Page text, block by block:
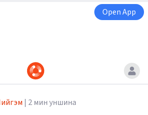
Open App
| 2 мин уншина